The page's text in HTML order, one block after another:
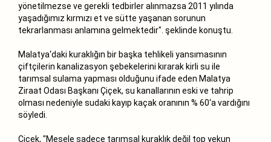
yönetilmezse ve gerekli tedbirler alınmazsa 2011 yılında
yaşadığımız kırmızı et ve sütte yaşanan sorunun
tekrarlanması anlamına gelmektedir". şeklinde konuştu.
Malatya‘daki kuraklığın bir başka tehlikeli yansımasının
çiftçilerin kanalizasyon şebekelerini kırarak kirli su ile
tarımsal sulama yapması olduğunu ifade eden Malatya
Ziraat Odası Başkanı Çiçek, su kanallarının eski ve tahrip
olması nedeniyle sudaki kayıp kaçak oranının % 60‘a vardığını
söyledi.
Çiçek, "Mesele sadece tarımsal kuraklık değil top yekun